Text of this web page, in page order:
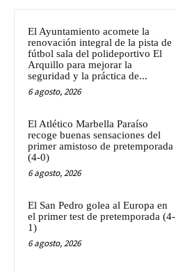
El Ayuntamiento acomete la
renovación integral de la pista de
fútbol sala del polideportivo El
Arquillo para mejorar la
seguridad y la práctica de...
6 agosto, 2026
El Atlético Marbella Paraíso
recoge buenas sensaciones del
primer amistoso de pretemporada
(4-0)
6 agosto, 2026
El San Pedro golea al Europa en
el primer test de pretemporada (4-
1)
6 agosto, 2026